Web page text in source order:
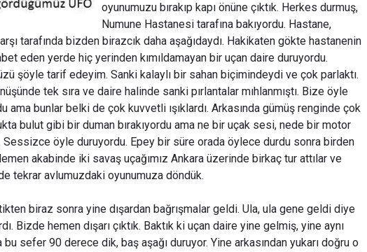
oyunumuzu bırakıp kapı önüne çıktık. Herkes durmuş,
Numune Hastanesi tarafına bakıyordu. Hastane,
tarafında bizden birazcık daha aşağıdaydı. Hakikaten gökte hastanenin
eden yerde hiç yerinden kımıldamayan bir uçan daire duruyordu.
şöyle tarif edeyim. Sanki kalaylı bir sahan biçimindeydi ve çok parlaktı.
tek sıra ve daire halinde sanki pırlantalar mıhlanmıştı. Bize öyle
ama bunlar belki de çok kuvvetli ışıklardı. Arkasında gümüş renginde çok
bulut gibi bir duman bırakıyordu ama ne bir uçak sesi, nede bir motor
öyle duruyordu. Epey bir süre orada öylece durdu sonra birden
akabinde iki savaş uçağımız Ankara üzerinde birkaç tur attılar ve
tekrar avlumuzdaki oyunumuza döndük.
biraz sonra yine dışardan bağrışmalar geldi. Ula, ula gene geldi diye
Bizde hemen dışarı çıktık. Baktık ki uçan daire yine gelmiş, yine aynı
bu sefer 90 derece dik, baş aşağı duruyor. Yine arkasından yukarı doğru o